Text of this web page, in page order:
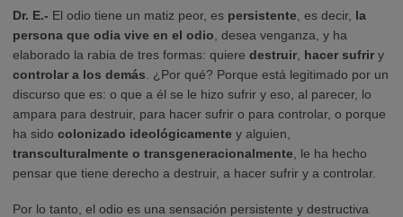
Dr. E.- El odio tiene un matiz peor, es persistente , es decir, la
persona que odia vive en el odio , desea venganza, y ha
elaborado la rabia de tres formas: quiere destruir hacer sufrir y
controlar a los demás . ¿Por qué? Porque está legitimado por un
discurso que es: o que a él se le hizo sufrir y eso, al parecer, lo
ampara para destruir, para hacer sufrir o para controlar, o porque
ha sido colonizado ideológicamente y alguien,
transculturalmente o transgeneracionalmente , le ha hecho
pensar que tiene derecho a destruir, a hacer sufrir y a controlar.
Por lo tanto, el odio es una sensación persistente y destructiva